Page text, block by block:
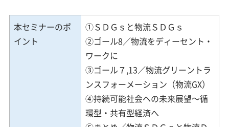
本セミナーのポ
イント
①ＳＤＧｓと物流ＳＤＧｓ
②ゴール8／物流をディーセント・
ワークに
③ゴール７,13／物流グリーントラ
ンスフォーメーション（物流GX）
④持続可能社会ヘの未来展望～循
環型・共有型経済へ